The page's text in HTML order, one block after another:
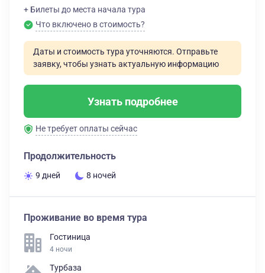
+ Билеты до места начала тура
Что включено в стоимость?
Даты и стоимость тура уточняются. Отправьте
заявку, чтобы узнать актуальную информацию
Узнать подробнее
Не требует оплаты сейчас
Продолжительность
9 дней 8 ночей
Проживание во время тура
Гостиница
4 ночи
Турбаза